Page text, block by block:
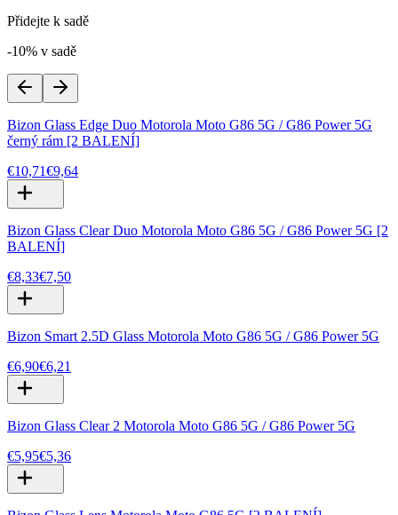
Přidejte k sadě
-10% v sadě
Bizon Glass Edge Duo Motorola Moto G86 5G / G86 Power 5G
černý rám [2 BALENÍ]
€10,71€9,64
Bizon Glass Clear Duo Motorola Moto G86 5G / G86 Power 5G [2
BALENÍ]
€8,33€7,50
Bizon Smart 2.5D Glass Motorola Moto G86 5G / G86 Power 5G
€6,90€6,21
Bizon Glass Clear 2 Motorola Moto G86 5G / G86 Power 5G
€5,95€5,36